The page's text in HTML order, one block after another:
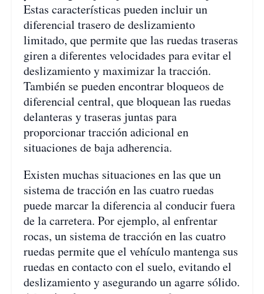
Estas características pueden incluir un
diferencial trasero de deslizamiento
limitado, que permite que las ruedas traseras
giren a diferentes velocidades para evitar el
deslizamiento y maximizar la tracción.
También se pueden encontrar bloqueos de
diferencial central, que bloquean las ruedas
delanteras y traseras juntas para
proporcionar tracción adicional en
situaciones de baja adherencia.
Existen muchas situaciones en las que un
sistema de tracción en las cuatro ruedas
puede marcar la diferencia al conducir fuera
de la carretera. Por ejemplo, al enfrentar
rocas, un sistema de tracción en las cuatro
ruedas permite que el vehículo mantenga sus
ruedas en contacto con el suelo, evitando el
deslizamiento y asegurando un agarre sólido.